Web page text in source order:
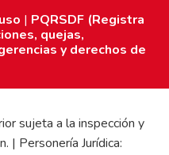
| PQRSDF (Registra
quejas,
y derechos de
sujeta a la inspección y
| Personería Jurídica: